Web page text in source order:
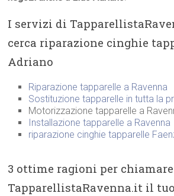
I servizi di
cerca riparazione cinghie
Adriano
Riparazione tapparelle a Ravenna
Sostituzione tapparelle in tutta la
Motorizzazione tapparelle a
Installazione tapparelle a Ravenna
riparazione cinghie tapparelle
3 ottime ragioni per chiamare
TapparellistaRavenna.it il